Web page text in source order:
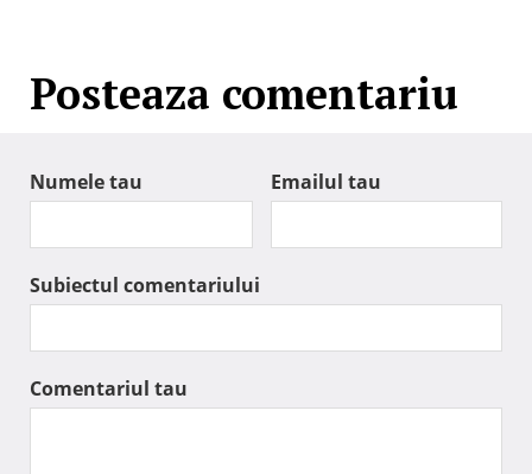
Posteaza comentariu
Numele tau Emailul tau
Subiectul comentariului
Comentariul tau